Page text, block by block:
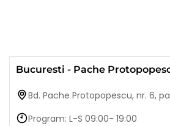
Bucuresti - Pache
Bd. Pache Protopopescu, nr. 6,
Program: L-S 09:00- 19:00